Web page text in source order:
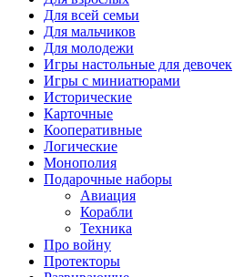
Для всей семьи
Для мальчиков
Для молодежи
Игры настольные для девочек
Игры с миниатюрами
Исторические
Карточные
Кооперативные
Логические
Монополия
Подарочные наборы
Авиация
Корабли
Техника
Про войну
Протекторы